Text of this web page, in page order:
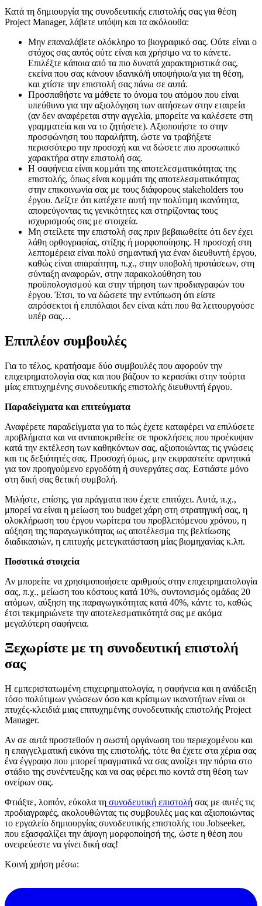
Κατά τη δημιουργία της συνοδευτικής επιστολής σας για θέση
Project Manager, λάβετε υπόψη και τα ακόλουθα:
Μην επαναλάβετε ολόκληρο το βιογραφικό σας. Ούτε είναι ο
στόχος σας αυτός ούτε είναι και χρήσιμο να το κάνετε.
Επιλέξτε κάποια από τα πιο δυνατά χαρακτηριστικά σας,
εκείνα που σας κάνουν ιδανικό/ή υποψήφιο/α για τη θέση,
και χτίστε την επιστολή σας πάνω σε αυτά.
Προσπαθήστε να μάθετε το όνομα του ατόμου που είναι
υπεύθυνο για την αξιολόγηση των αιτήσεων στην εταιρεία
(αν δεν αναφέρεται στην αγγελία, μπορείτε να καλέσετε στη
γραμματεία και να το ζητήσετε). Αξιοποιήστε το στην
προσφώνηση του παραλήπτη, ώστε να τραβήξετε
περισσότερο την προσοχή και να δώσετε πιο προσωπικό
χαρακτήρα στην επιστολή σας.
Η σαφήνεια είναι κομμάτι της αποτελεσματικότητας της
επιστολής, όπως είναι κομμάτι της αποτελεσματικότητας
στην επικοινωνία σας με τους διάφορους stakeholders του
έργου. Δείξτε ότι κατέχετε αυτή την πολύτιμη ικανότητα,
αποφεύγοντας τις γενικότητες και στηρίζοντας τους
ισχυρισμούς σας με στοιχεία.
Μη στείλετε την επιστολή σας πριν βεβαιωθείτε ότι δεν έχει
λάθη ορθογραφίας, στίξης ή μορφοποίησης. Η προσοχή στη
λεπτομέρεια είναι πολύ σημαντική για έναν διευθυντή έργου,
καθώς είναι απαραίτητη, π.χ., στην υποβολή προτάσεων, στη
σύνταξη αναφορών, στην παρακολούθηση του
προϋπολογισμού και στην τήρηση των προδιαγραφών του
έργου. Έτσι, το να δώσετε την εντύπωση ότι είστε
απρόσεκτοι ή επιπόλαιοι δεν είναι κάτι που θα λειτουργούσε
υπέρ σας…
Επιπλέον συμβουλές
Για το τέλος, κρατήσαμε δύο συμβουλές που αφορούν την
επιχειρηματολογία σας και που βάζουν το κερασάκι στην τούρτα
μίας επιτυχημένης συνοδευτικής επιστολής διευθυντή έργου.
Παραδείγματα και επιτεύγματα
Αναφέρετε παραδείγματα για το πώς έχετε καταφέρει να επιλύσετε
προβλήματα και να ανταποκριθείτε σε προκλήσεις που προέκυψαν
κατά την εκτέλεση των καθηκόντων σας, αξιοποιώντας τις γνώσεις
και τις δεξιότητές σας. Προσοχή όμως, μην εκφραστείτε αρνητικά
για τον προηγούμενο εργοδότη ή συνεργάτες σας. Εστιάστε μόνο
στη δική σας θετική συμβολή.
Μιλήστε, επίσης, για πράγματα που έχετε επιτύχει. Αυτά, π.χ.,
μπορεί να είναι η μείωση του budget χάρη στη στρατηγική σας, η
ολοκλήρωση του έργου νωρίτερα του προβλεπόμενου χρόνου, η
αύξηση της παραγωγικότητας ως αποτέλεσμα της βελτίωσης
διαδικασιών, η επιτυχής μετεγκατάσταση μίας βιομηχανίας κ.λπ.
Ποσοτικά στοιχεία
Αν μπορείτε να χρησιμοποιήσετε αριθμούς στην επιχειρηματολογία
σας, π.χ., μείωση του κόστους κατά 10%, συντονισμός ομάδας 20
ατόμων, αύξηση της παραγωγικότητας κατά 40%, κάντε το, καθώς
έτσι τεκμηριώνετε την αποτελεσματικότητά σας με ακόμα
μεγαλύτερη σαφήνεια.
Ξεχωρίστε με τη συνοδευτική επιστολή
σας
Η εμπεριστατωμένη επιχειρηματολογία, η σαφήνεια και η ανάδειξη
τόσο πολύτιμων γνώσεων όσο και κρίσιμων ικανοτήτων είναι οι
πτυχές-κλειδιά μιας επιτυχημένης συνοδευτικής επιστολής Project
Manager.
Αν σε αυτά προστεθούν η σωστή οργάνωση του περιεχομένου και
η επαγγελματική εικόνα της επιστολής, τότε θα έχετε στα χέρια σας
ένα έγγραφο που μπορεί πραγματικά να σας ανοίξει την πόρτα στο
στάδιο της συνέντευξης και να σας φέρει πιο κοντά στη θέση των
ονείρων σας.
Φτιάξτε, λοιπόν, εύκολα τη συνοδευτική επιστολή σας με αυτές τις
προδιαγραφές, ακολουθώντας τις συμβουλές μας και αξιοποιώντας
το εργαλείο δημιουργίας συνοδευτικής επιστολής του Jobseeker,
που εξασφαλίζει την άψογη μορφοποίησή της, ώστε η θέση που
ονειρεύεστε να γίνει δική σας!
Κοινή χρήση μέσω: